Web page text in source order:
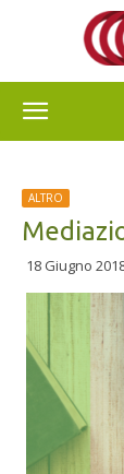
ALTRO
18 Giugno